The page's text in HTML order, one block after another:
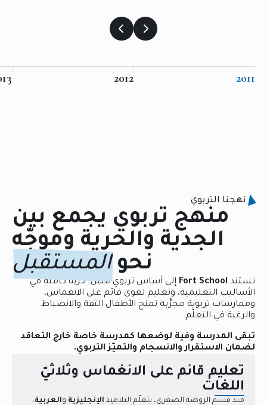
2011
2012
نهجنا التربوي
منهج تربوي يجمع بين
الجدية والحرية وموجّه
نحو المستقبل
تستند Fort School إلى أساس تربوي متين: حرية كاملة في
الأساليب التعليمية، وتعليم لغوي قائم على الانغماس،
وممارسات تربوية مجرَّبة تمنح الأطفال الثقة والانضباط
والرغبة في التعلّم.
تبقى المدرسة وفية لوضعها كمدرسة خاصة خارج التعاقد
لضمان الاستقرار والانسجام والتميّز التربوي.
تعليم قائم على الانغماس وثلاثيّ
اللغات
منذ قسم الروضة الصغرى، يتعلّم التلاميذ الإنجليزية والعربية،